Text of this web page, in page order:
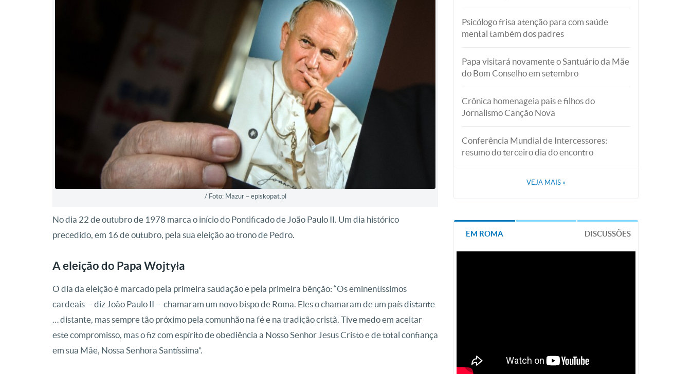
/ Foto: Mazur – episkopat.pl
No dia 22 de outubro de 1978 marca o início do Pontificado de João Paulo II. Um dia histórico
precedido, em 16 de outubro, pela sua eleição ao trono de Pedro.
A eleição do Papa Wojtyła
O dia da eleição é marcado pela primeira saudação e pela primeira bênção: “Os eminentíssimos
cardeais – diz João Paulo II – chamaram um novo bispo de Roma. Eles o chamaram de um país distante
… distante, mas sempre tão próximo pela comunhão na fé e na tradição cristã. Tive medo em aceitar
este compromisso, mas o fiz com espírito de obediência a Nosso Senhor Jesus Cristo e de total confiança
em sua Mãe, Nossa Senhora Santíssima”.
Psicólogo frisa atenção para com saúde
mental também dos padres
Papa visitará novamente o Santuário da Mãe
do Bom Conselho em setembro
Crônica homenageia pais e filhos do
Jornalismo Canção Nova
Conferência Mundial de Intercessores:
resumo do terceiro dia do encontro
VEJA MAIS »
EM ROMA DISCUSSÕES